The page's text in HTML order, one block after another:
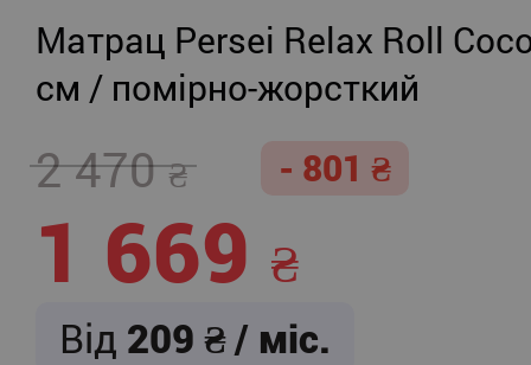
Матрац Persei Relax Roll
см / помірно-жорсткий
2 470 - 801
1 669
Від 209 / міс.